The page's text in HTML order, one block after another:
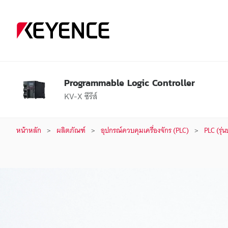
Programmable Logic Controller
KV-X ซีรีส์
หน้าหลัก ผลิตภัณฑ์ อุปกรณ์ควบคุมเครื่องจักร (PLC) PLC (รุ่
P
r
o
g
r